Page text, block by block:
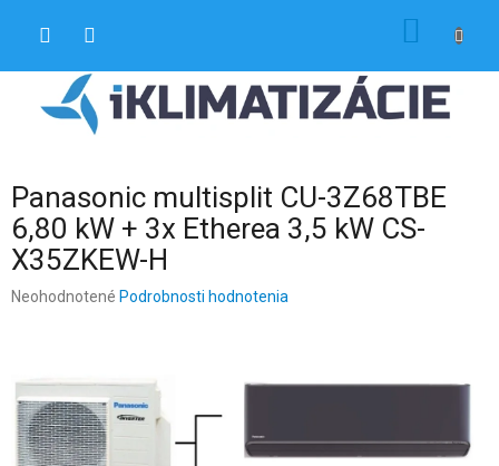
Panasonic multisplit CU-3Z68TBE
6,80 kW + 3x Etherea 3,5 kW CS-
X35ZKEW-H
Priemerné
0,0
z
5
hviezdičiek.
Neohodnotené Podrobnosti hodnotenia